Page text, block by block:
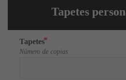
Tapetes
Tapetes
Número de copias